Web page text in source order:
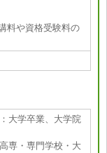
料や資格受験料の
業、大学院
・専門学校・大